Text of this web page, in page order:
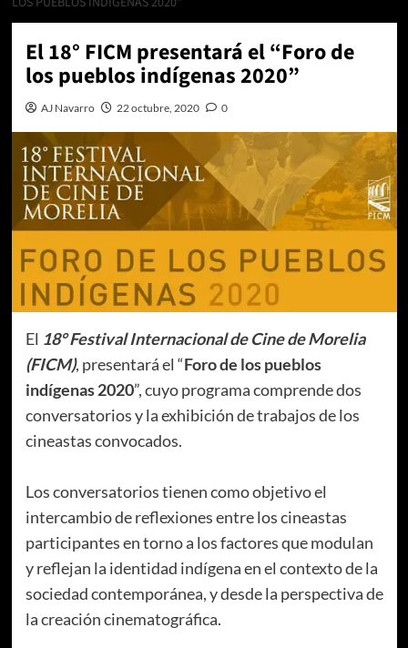
El 18° FICM presentará el “Foro de
los pueblos indígenas 2020”
AJ Navarro 22 octubre, 2020 0
El 18° Festival Internacional de Cine de Morelia
(FICM), presentará el “Foro de los pueblos
indígenas 2020”, cuyo programa comprende dos
conversatorios y la exhibición de trabajos de los
cineastas convocados.
Los conversatorios tienen como objetivo el
intercambio de reflexiones entre los cineastas
participantes en torno a los factores que modulan
y reflejan la identidad indígena en el contexto de la
sociedad contemporánea, y desde la perspectiva de
la creación cinematográfica.